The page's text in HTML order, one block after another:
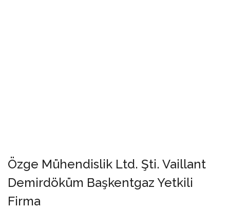
Özge Mühendislik Ltd. Şti. Vaillant
Demirdöküm Başkentgaz Yetkili
Firma